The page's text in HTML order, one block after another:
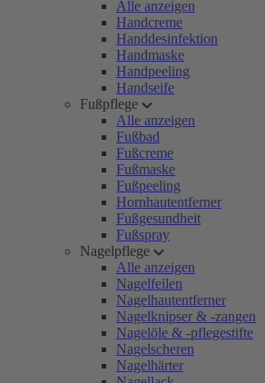
Alle anzeigen
Handcreme
Handdesinfektion
Handmaske
Handpeeling
Handseife
Fußpflege
Alle anzeigen
Fußbad
Fußcreme
Fußmaske
Fußpeeling
Hornhautentferner
Fußgesundheit
Fußspray
Nagelpflege
Alle anzeigen
Nagelfeilen
Nagelhautentferner
Nagelknipser & -zangen
Nagelöle & -pflegestifte
Nagelscheren
Nagelhärter